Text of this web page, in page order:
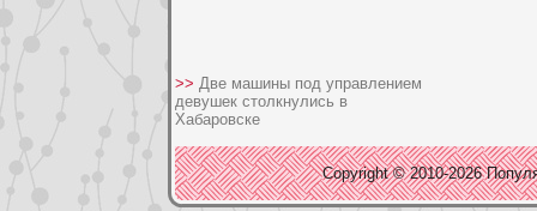
>> Две машины под управлением
девушек столкнулись в
Хабаровске
Copyright © 2010-2026